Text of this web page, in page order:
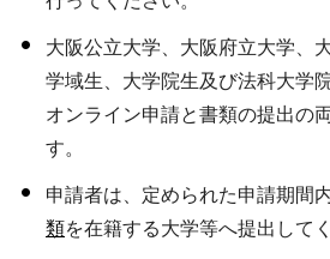
大阪公立大学、大阪府立大学、
学域生、大学院生及び法科大学
オンライン申請と書類の提出の
す。
申請者は、定められた申請期間
類を在籍する大学等へ提出して